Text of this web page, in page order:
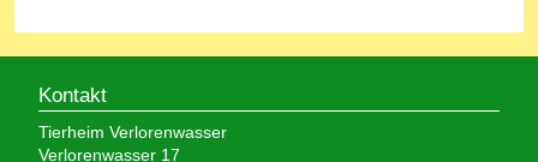
Kontakt
Tierheim Verlorenwasser
Verlorenwasser 17